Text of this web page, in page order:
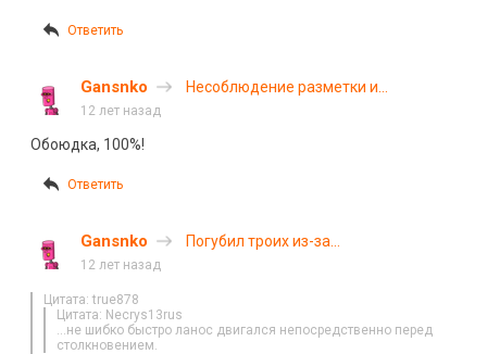
Ответить
Gansnko
Несоблюдение разметки и
12 лет назад
Обоюдка, 100%!
Ответить
Gansnko
Погубил троих из-за
12 лет назад
Цитата: true878
Цитата: Necrys13rus
…не шибко быстро ланос двигался непосредственно перед
столкновением.